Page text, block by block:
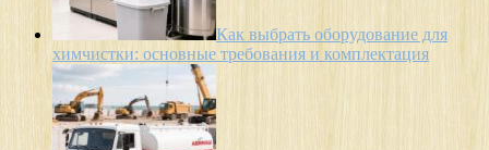
Как выбрать оборудование для
химчистки: основные требования и комплектация